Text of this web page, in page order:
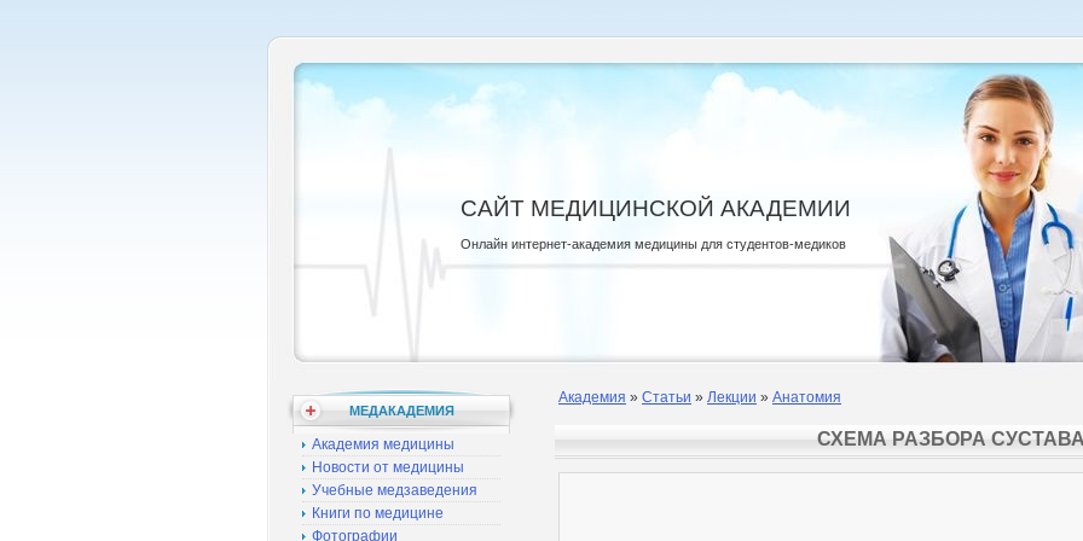
САЙТ МЕДИЦИНСКОЙ АКАДЕМИИ
Онлайн интернет-академия медицины для студентов-медиков
МЕДАКАДЕМИЯ
Академия медицины
Новости от медицины
Учебные медзаведения
Книги по медицине
Фотографии
Академия » Статьи » Лекции » Анатомия
СХЕМА РАЗБОРА